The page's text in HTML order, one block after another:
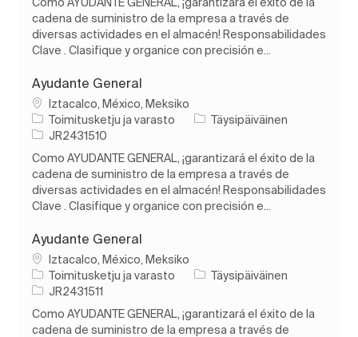
cadena de suministro de la empresa a través de
diversas actividades en el almacén! Responsabilidades
Clave . Clasifique y organice con precisión e...
Ayudante General
PaikkaIztacalco, México, Meksiko
Luokka
Toimitusketju ja varasto Työn tyyppi
Täysipäiväinen
Työn tunnus
JR2431510
Como AYUDANTE GENERAL, ¡garantizará el éxito de la
cadena de suministro de la empresa a través de
diversas actividades en el almacén! Responsabilidades
Clave . Clasifique y organice con precisión e...
Ayudante General
PaikkaIztacalco, México, Meksiko
Luokka
Toimitusketju ja varasto Työn tyyppi
Täysipäiväinen
Työn tunnus
JR2431511
Como AYUDANTE GENERAL, ¡garantizará el éxito de la
cadena de suministro de la empresa a través de